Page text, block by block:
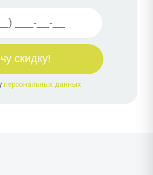
персональных данных